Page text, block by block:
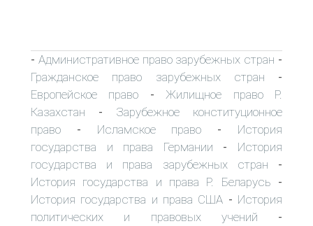
- Административное право зарубежных стран -
Гражданское право зарубежных стран -
Европейское право - Жилищное право Р.
Казахстан - Зарубежное конституционное
право - Исламское право - История
государства и права Германии - История
государства и права зарубежных стран -
История государства и права Р. Беларусь -
История государства и права США - История
политических и правовых учений -